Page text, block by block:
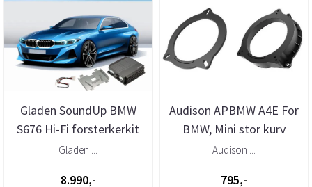
Gladen SoundUp BMW
S676 Hi-Fi forsterkerkit
Plug & Play oppgradering
Gladen ...
8.990,-
Audison APBMW A4E For
BMW, Mini stor kurv
Audison ...
795,-